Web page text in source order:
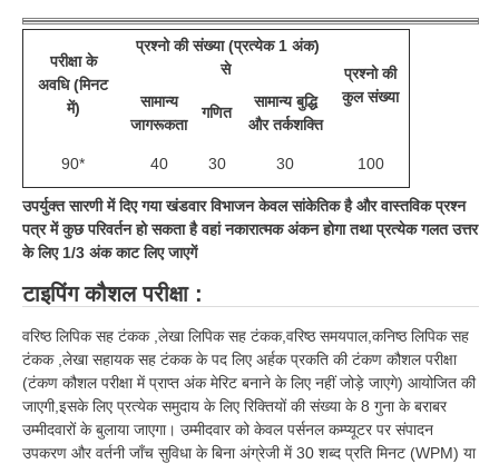
परीक्षा के
अवधि (मिनट
में)
प्रश्नो की संख्या (प्रत्येक 1 अंक)
से
प्रश्नो की
कुल संख्या
सामान्य
जागरूकता
गणित
सामान्य बुद्धि
और तर्कशक्ति
90* 40 30 30 100
उपर्युक्त सारणी में दिए गया खंडवार विभाजन केवल सांकेतिक है और वास्तविक प्रश्न
पत्र में कुछ परिवर्तन हो सकता है वहां नकारात्मक अंकन होगा तथा प्रत्येक गलत उत्तर
के लिए 1/3 अंक काट लिए जाएगें
टाइपिंग कौशल परीक्षा :
वरिष्ठ लिपिक सह टंकक ,लेखा लिपिक सह टंकक,वरिष्ठ समयपाल,कनिष्ठ लिपिक सह
टंकक ,लेखा सहायक सह टंकक के पद लिए अर्हक प्रकति की टंकण कौशल परीक्षा
(टंकण कौशल परीक्षा में प्राप्त अंक मेरिट बनाने के लिए नहीं जोड़े जाएगे) आयोजित की
जाएगी,इसके लिए प्रत्येक समुदाय के लिए रिक्तियों की संख्या के 8 गुना के बराबर
उम्मीदवारों के बुलाया जाएगा। उम्मीदवार को केवल पर्सनल कम्प्यूटर पर संपादन
उपकरण और वर्तनी जाँच सुविधा के बिना अंग्रेजी में 30 शब्द प्रति मिनट (WPM) या